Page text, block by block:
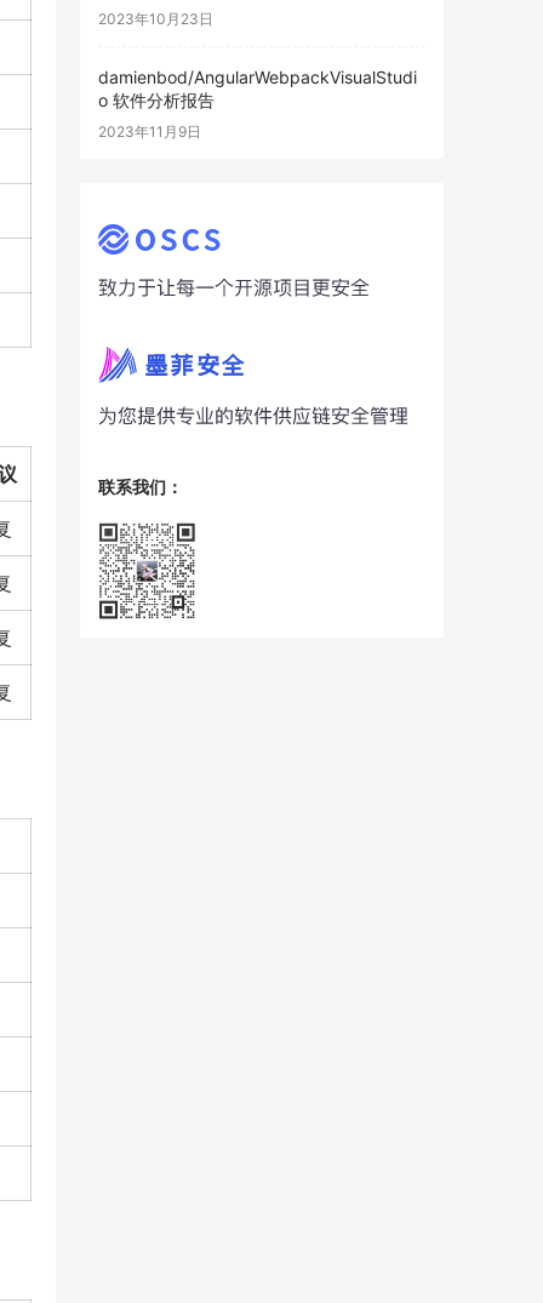
2023年10月23日
damienbod/AngularWebpackVisualStudi
o 软件分析报告
2023年11月9日
联系我们：